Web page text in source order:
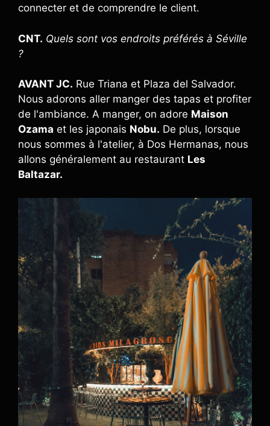
connecter et de comprendre le client.
CNT. Quels sont vos endroits préférés à Séville
?
AVANT JC. Rue Triana et Plaza del Salvador.
Nous adorons aller manger des tapas et profiter
de l'ambiance. A manger, on adore Maison
Ozama et les japonais Nobu. De plus, lorsque
nous sommes à l'atelier, à Dos Hermanas, nous
allons généralement au restaurant Les
Baltazar.